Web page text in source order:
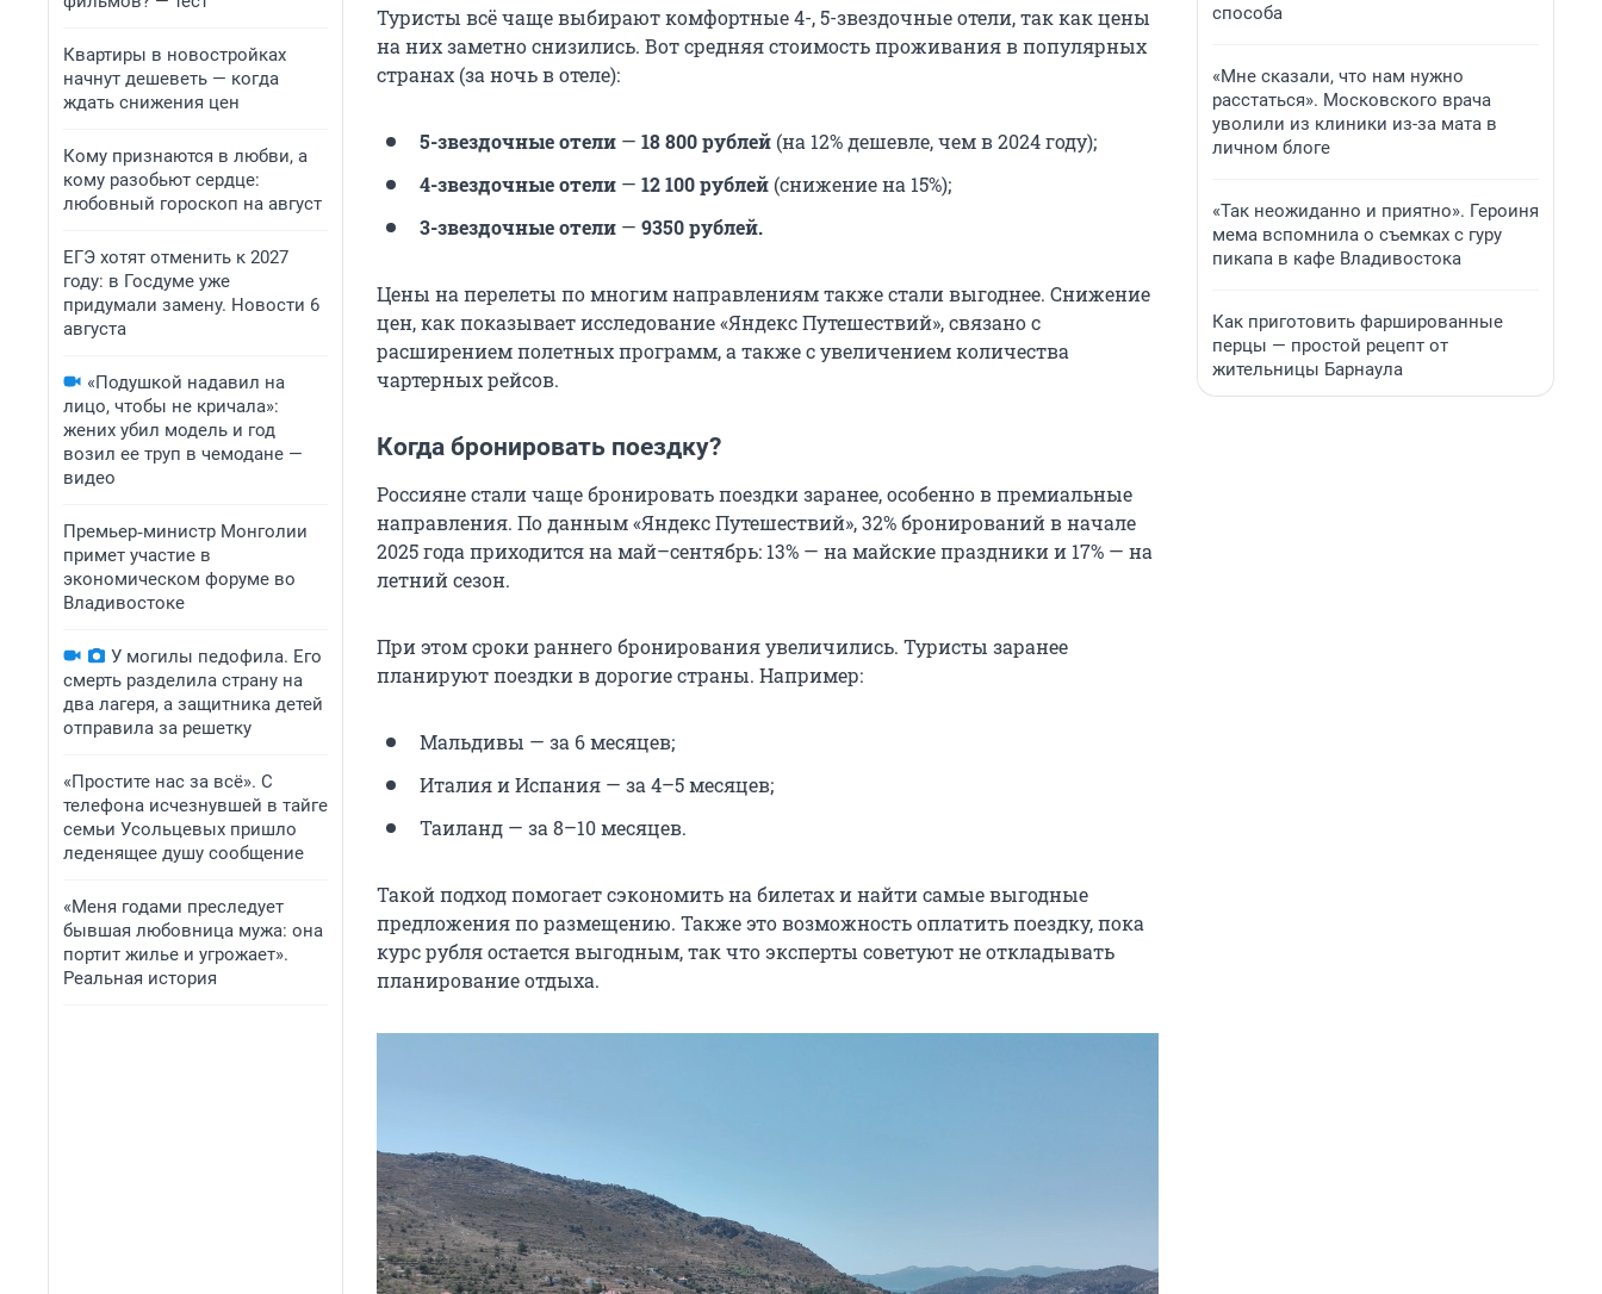
Квартиры в новостройках
начнут дешеветь — когда
ждать снижения цен
Кому признаются в любви, а
кому разобьют сердце:
любовный гороскоп на август
ЕГЭ хотят отменить к 2027
году: в Госдуме уже
придумали замену. Новости 6
августа
«Подушкой надавил на
лицо, чтобы не кричала»:
жених убил модель и год
возил ее труп в чемодане —
видео
Премьер‑министр Монголии
примет участие в
экономическом форуме во
Владивостоке
У могилы педофила. Его
смерть разделила страну на
два лагеря, а защитника детей
отправила за решетку
«Простите нас за всё». С
телефона исчезнувшей в тайге
семьи Усольцевых пришло
леденящее душу сообщение
«Меня годами преследует
бывшая любовница мужа: она
портит жилье и угрожает».
Реальная история
Туристы всё чаще выбирают комфортные 4-, 5-звездочные отели, так как цены
на них заметно снизились. Вот средняя стоимость проживания в популярных
странах (за ночь в отеле):
5-звездочные отели — 18 800 рублей (на 12% дешевле, чем в 2024 году);
4-звездочные отели — 12 100 рублей (снижение на 15%);
3-звездочные отели — 9350 рублей.
Цены на перелеты по многим направлениям также стали выгоднее. Снижение
цен, как показывает исследование «Яндекс Путешествий», связано с
расширением полетных программ, а также с увеличением количества
чартерных рейсов.
Когда бронировать поездку?
Россияне стали чаще бронировать поездки заранее, особенно в премиальные
направления. По данным «Яндекс Путешествий», 32% бронирований в начале
2025 года приходится на май–сентябрь: 13% — на майские праздники и 17% — на
летний сезон.
При этом сроки раннего бронирования увеличились. Туристы заранее
планируют поездки в дорогие страны. Например:
Мальдивы — за 6 месяцев;
Италия и Испания — за 4–5 месяцев;
Таиланд — за 8–10 месяцев.
Такой подход помогает сэкономить на билетах и найти самые выгодные
предложения по размещению. Также это возможность оплатить поездку, пока
курс рубля остается выгодным, так что эксперты советуют не откладывать
планирование отдыха.
способа
«Мне сказали, что нам нужно
расстаться». Московского врача
уволили из клиники из-за мата в
личном блоге
«Так неожиданно и приятно». Героиня
мема вспомнила о съемках с гуру
пикапа в кафе Владивостока
Как приготовить фаршированные
перцы — простой рецепт от
жительницы Барнаула